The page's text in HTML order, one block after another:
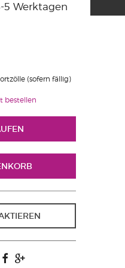
5 Werktagen
(sofern fällig)
bestellen